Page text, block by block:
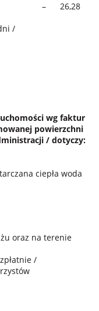
26,28
/
wg faktur
powierzchni
/ dotyczy:
ciepła woda
oraz na terenie
/